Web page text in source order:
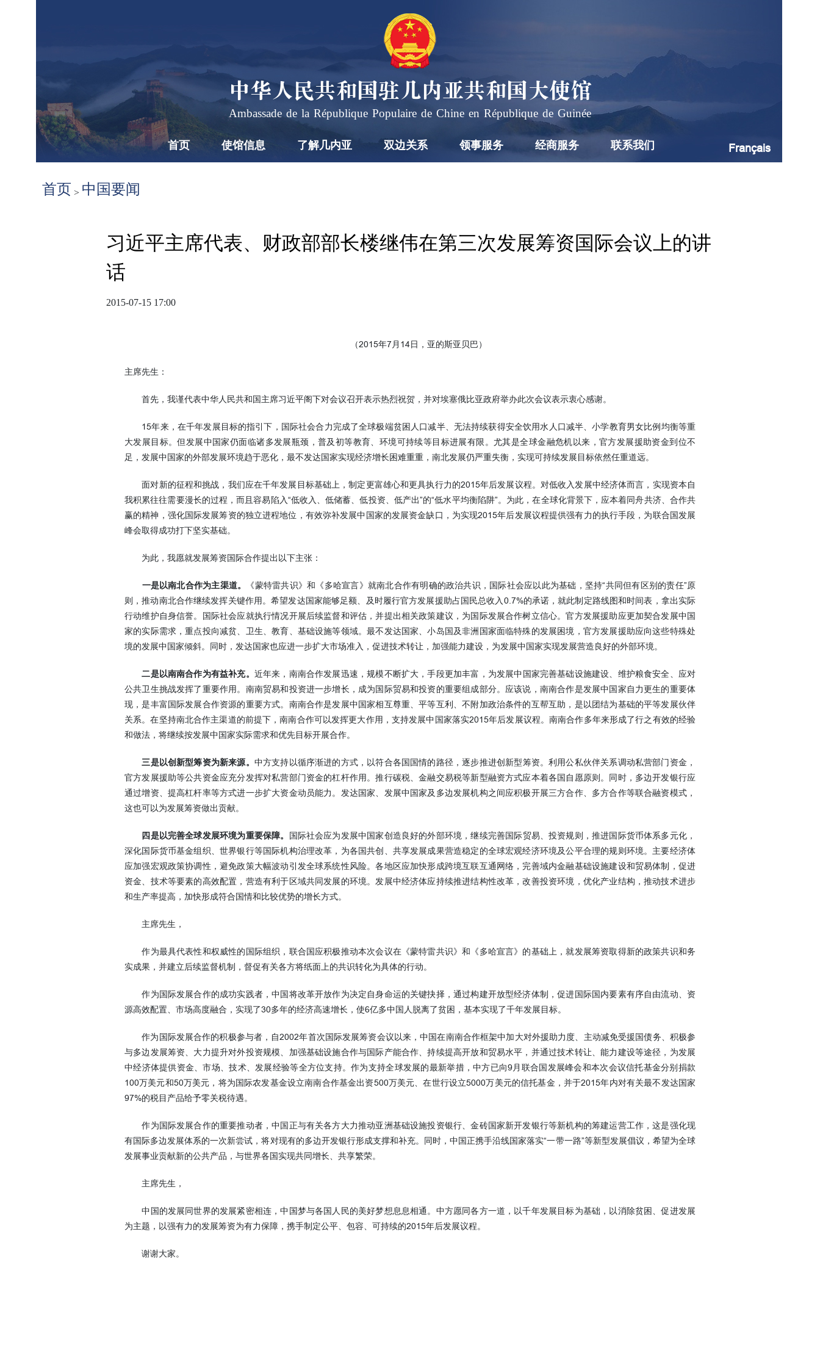
中华人民共和国驻几内亚共和国大使馆
Ambassade de la République Populaire de Chine en République de Guinée
首页 使馆信息 了解几内亚 双边关系 领事服务 经商服务 联系我们 Français
首页 > 中国要闻
习近平主席代表、财政部部长楼继伟在第三次发展筹资国际会议上的讲
话
2015-07-15 17:00
（2015年7月14日，亚的斯亚贝巴）
主席先生：
首先，我谨代表中华人民共和国主席习近平阁下对会议召开表示热烈祝贺，并对埃塞俄比亚政府举办此次会议表示衷心感谢。
15年来，在千年发展目标的指引下，国际社会合力完成了全球极端贫困人口减半、无法持续获得安全饮用水人口减半、小学教育男女比例均衡等重
大发展目标。但发展中国家仍面临诸多发展瓶颈，普及初等教育、环境可持续等目标进展有限。尤其是全球金融危机以来，官方发展援助资金到位不
足，发展中国家的外部发展环境趋于恶化，最不发达国家实现经济增长困难重重，南北发展仍严重失衡，实现可持续发展目标依然任重道远。
面对新的征程和挑战，我们应在千年发展目标基础上，制定更富雄心和更具执行力的2015年后发展议程。对低收入发展中经济体而言，实现资本自
我积累往往需要漫长的过程，而且容易陷入“低收入、低储蓄、低投资、低产出”的“低水平均衡陷阱”。为此，在全球化背景下，应本着同舟共济、合作共
赢的精神，强化国际发展筹资的独立进程地位，有效弥补发展中国家的发展资金缺口，为实现2015年后发展议程提供强有力的执行手段，为联合国发展
峰会取得成功打下坚实基础。
为此，我愿就发展筹资国际合作提出以下主张：
一是以南北合作为主渠道。
《蒙特雷共识》和《多哈宣言》就南北合作有明确的政治共识，国际社会应以此为基础，坚持“共同但有区别的责任”原
则，推动南北合作继续发挥关键作用。希望发达国家能够足额、及时履行官方发展援助占国民总收入0.7%的承诺，就此制定路线图和时间表，拿出实际
行动维护自身信誉。国际社会应就执行情况开展后续监督和评估，并提出相关政策建议，为国际发展合作树立信心。官方发展援助应更加契合发展中国
家的实际需求，重点投向减贫、卫生、教育、基础设施等领域。最不发达国家、小岛国及非洲国家面临特殊的发展困境，官方发展援助应向这些特殊处
境的发展中国家倾斜。同时，发达国家也应进一步扩大市场准入，促进技术转让，加强能力建设，为发展中国家实现发展营造良好的外部环境。
二是以南南合作为有益补充。 近年来，南南合作发展迅速，规模不断扩大，手段更加丰富，为发展中国家完善基础设施建设、维护粮食安全、应对
公共卫生挑战发挥了重要作用。南南贸易和投资进一步增长，成为国际贸易和投资的重要组成部分。应该说，南南合作是发展中国家自力更生的重要体
现，是丰富国际发展合作资源的重要方式。南南合作是发展中国家相互尊重、平等互利、不附加政治条件的互帮互助，是以团结为基础的平等发展伙伴
关系。在坚持南北合作主渠道的前提下，南南合作可以发挥更大作用，支持发展中国家落实2015年后发展议程。南南合作多年来形成了行之有效的经验
和做法，将继续按发展中国家实际需求和优先目标开展合作。
三是以创新型筹资为新来源。 中方支持以循序渐进的方式，以符合各国国情的路径，逐步推进创新型筹资。利用公私伙伴关系调动私营部门资金，
官方发展援助等公共资金应充分发挥对私营部门资金的杠杆作用。推行碳税、金融交易税等新型融资方式应本着各国自愿原则。同时，多边开发银行应
通过增资、提高杠杆率等方式进一步扩大资金动员能力。发达国家、发展中国家及多边发展机构之间应积极开展三方合作、多方合作等联合融资模式，
这也可以为发展筹资做出贡献。
四是以完善全球发展环境为重要保障。
国际社会应为发展中国家创造良好的外部环境，继续完善国际贸易、投资规则，推进国际货币体系多元化，
深化国际货币基金组织、世界银行等国际机构治理改革，为各国共创、共享发展成果营造稳定的全球宏观经济环境及公平合理的规则环境。主要经济体
应加强宏观政策协调性，避免政策大幅波动引发全球系统性风险。各地区应加快形成跨境互联互通网络，完善域内金融基础设施建设和贸易体制，促进
资金、技术等要素的高效配置，营造有利于区域共同发展的环境。发展中经济体应持续推进结构性改革，改善投资环境，优化产业结构，推动技术进步
和生产率提高，加快形成符合国情和比较优势的增长方式。
主席先生，
作为最具代表性和权威性的国际组织，联合国应积极推动本次会议在《蒙特雷共识》和《多哈宣言》的基础上，就发展筹资取得新的政策共识和务
实成果，并建立后续监督机制，督促有关各方将纸面上的共识转化为具体的行动。
作为国际发展合作的成功实践者，中国将改革开放作为决定自身命运的关键抉择，通过构建开放型经济体制，促进国际国内要素有序自由流动、资
源高效配置、市场高度融合，实现了30多年的经济高速增长，使6亿多中国人脱离了贫困，基本实现了千年发展目标。
作为国际发展合作的积极参与者，自2002年首次国际发展筹资会议以来，中国在南南合作框架中加大对外援助力度、主动减免受援国债务、积极参
与多边发展筹资、大力提升对外投资规模、加强基础设施合作与国际产能合作、持续提高开放和贸易水平，并通过技术转让、能力建设等途径，为发展
中经济体提供资金、市场、技术、发展经验等全方位支持。作为支持全球发展的最新举措，中方已向9月联合国发展峰会和本次会议信托基金分别捐款
100万美元和50万美元，将为国际农发基金设立南南合作基金出资500万美元、在世行设立5000万美元的信托基金，并于2015年内对有关最不发达国家
97%的税目产品给予零关税待遇。
作为国际发展合作的重要推动者，中国正与有关各方大力推动亚洲基础设施投资银行、金砖国家新开发银行等新机构的筹建运营工作，这是强化现
有国际多边发展体系的一次新尝试，将对现有的多边开发银行形成支撑和补充。同时，中国正携手沿线国家落实“一带一路”等新型发展倡议，希望为全球
发展事业贡献新的公共产品，与世界各国实现共同增长、共享繁荣。
主席先生，
中国的发展同世界的发展紧密相连，中国梦与各国人民的美好梦想息息相通。中方愿同各方一道，以千年发展目标为基础，以消除贫困、促进发展
为主题，以强有力的发展筹资为有力保障，携手制定公平、包容、可持续的2015年后发展议程。
谢谢大家。